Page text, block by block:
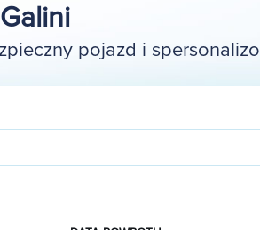
pojazd i